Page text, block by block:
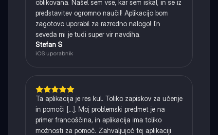
oblikovana. Našel sem vse, kar sem iskal, in se iz
predstavitev ogromno naučil! Aplikacijo bom
zagotovo uporabil za razredno nalogo! In
seveda mi je tudi super vir navdiha.
Stefan S
iOS uporabnik
Ta aplikacija je res kul. Toliko zapiskov za učenje
in pomoči [...]. Moj problemski predmet je na
primer francoščina, in aplikacija ima toliko
možnosti za pomoč. Zahvaljujoč tej aplikaciji